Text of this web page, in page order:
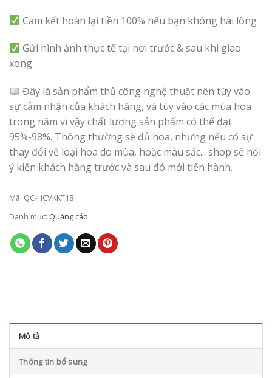
Cam kết hoàn lại tiền 100% nếu bạn không hài lòng
Gửi hình ảnh thực tế tại nơi trước & sau khi giao
xong
Đây là sản phẩm thủ công nghệ thuật nên tùy vào
sự cảm nhận của khách hàng, và tùy vào các mùa hoa
trong năm vì vậy chất lượng sản phẩm có thể đạt
95%-98%. Thông thường sẽ đủ hoa, nhưng nếu có sự
thay đổi về loại hoa do mùa, hoặc màu sắc... shop sẽ hỏi
ý kiến khách hàng trước và sau đó mới tiến hành.
Mã: QC-HCVKKT18
Danh mục: Quảng cáo
Mô tả
Thông tin bổ sung